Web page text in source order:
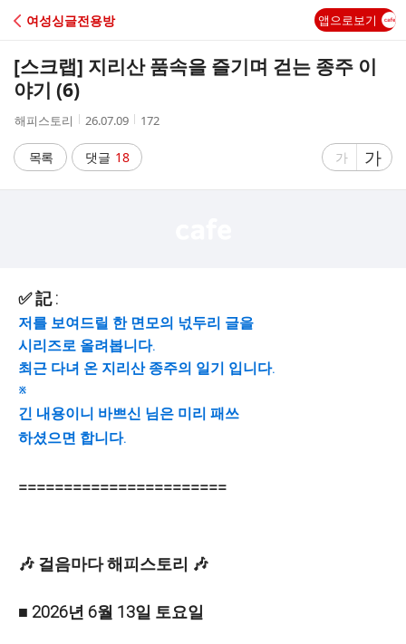
C
A
여성싱글전용방 앱으로보기
[스크랩] 지리산 품속을 즐기며 걷는 종주 이
야기 (6)
작
자
해피스토리
작
시
간
26.07.09
조
수
172
목록 댓글 18
글
가
글
자
가
✅️ 記 :
저를 보여드릴 한 면모의 넋두리 글을
시리즈로 올려봅니다.
최근 다녀 온 지리산 종주의 일기 입니다.
※
긴 내용이니 바쁘신 님은 미리 패쓰
하셨으면 합니다.
=======================
🎶 걸음마다 해피스토리 🎶
■ 2026년 6월 13일 토요일